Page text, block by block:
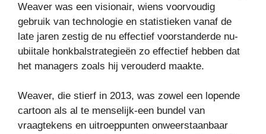
Weaver was een visionair, wiens voorvoudig
gebruik van technologie en statistieken vanaf de
late jaren zestig de nu effectief voorstanderde nu-
ubiitale honkbalstrategieën zo effectief hebben dat
het managers zoals hij verouderd maakte.
Weaver, die stierf in 2013, was zowel een lopende
cartoon als al te menselijk-een bundel van
vraagtekens en uitroeppunten onweerstaanbaar